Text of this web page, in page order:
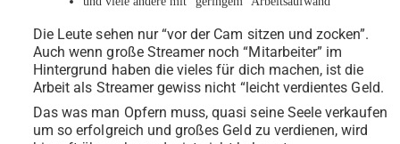
Die Leute sehen nur “vor der Cam sitzen und zocken”.
Auch wenn große Streamer noch “Mitarbeiter” im
Hintergrund haben die vieles für dich machen, ist die
Arbeit als Streamer gewiss nicht “leicht verdientes Geld.
Das was man Opfern muss, quasi seine Seele verkaufen
um so erfolgreich und großes Geld zu verdienen, wird